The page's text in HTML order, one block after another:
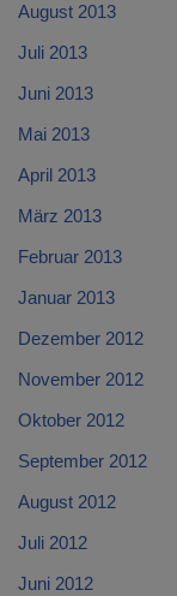
August 2013
Juli 2013
Juni 2013
Mai 2013
April 2013
März 2013
Februar 2013
Januar 2013
Dezember 2012
November 2012
Oktober 2012
September 2012
August 2012
Juli 2012
Juni 2012